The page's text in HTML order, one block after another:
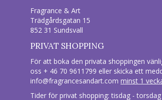
Fragrance & Art
Trädgårdsgatan 15
852 31 Sundsvall
PRIVAT SHOPPING
För att boka den privata shoppingen
oss + 46 70 9611799 eller skicka ett
info@fragrancesandart.com minst 1
Tider för privat shopping: tisdag - torsdag